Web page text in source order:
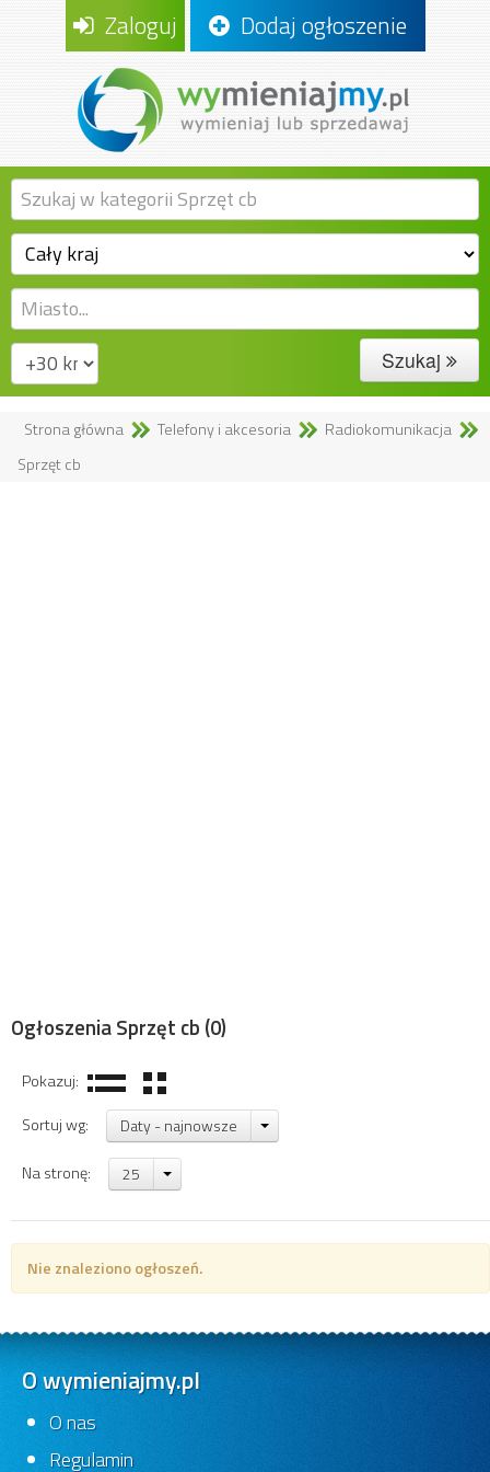
Zaloguj Dodaj ogłoszenie
Szukaj
Strona główna Telefony i akcesoria
Radiokomunikacja
Sprzęt cb
Ogłoszenia Sprzęt cb (0)
Pokazuj:
Sortuj wg:
Daty - najnowsze
Na stronę: 25
Nie znaleziono ogłoszeń.
O wymieniajmy.pl
O nas
Regulamin